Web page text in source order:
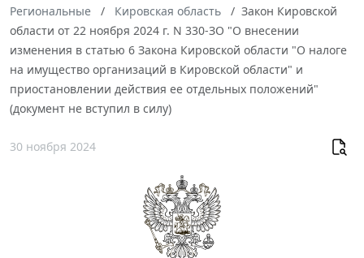
Региональные
Кировская область
Закон Кировской
области от 22 ноября 2024 г. N 330-ЗО "О внесении
изменения в статью 6 Закона Кировской области "О налоге
на имущество организаций в Кировской области" и
приостановлении действия ее отдельных положений"
(документ не вступил в силу)
30 ноября 2024